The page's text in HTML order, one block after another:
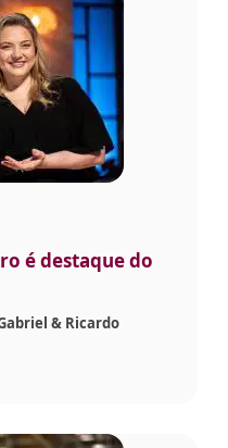
é destaque do
& Ricardo